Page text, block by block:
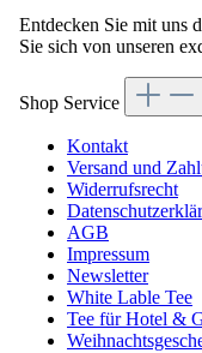
Entdecken Sie mit uns
Sie sich von unseren
Shop Service
Kontakt
Versand und
Widerrufsrecht
AGB
Impressum
Newsletter
White Lable Tee
Tee für Hotel &